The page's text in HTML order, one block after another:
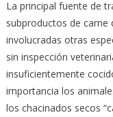
La principal fuente de
subproductos de carne
involucradas otras
sin inspección
insuficientemente
importancia los
los chacinados secos